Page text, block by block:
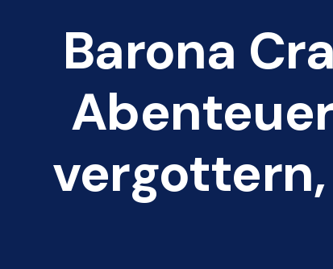
Barona